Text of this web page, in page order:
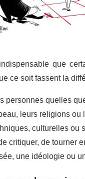
que
ce soit fassent la
personnes quelles
leurs religions ou
culturelles ou
critiquer, de tourner
une idéologie ou